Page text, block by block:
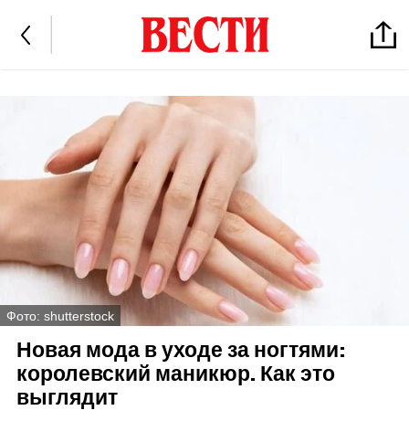
Фото: shutterstock
Новая мода в уходе за ногтями:
королевский маникюр. Как это
выглядит